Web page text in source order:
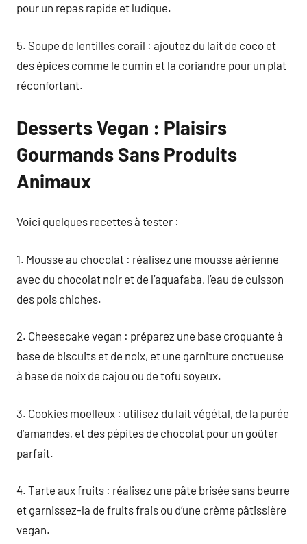
pour un repas rapide et ludique.
5. Soupe de lentilles corail : ajoutez du lait de coco et
des épices comme le cumin et la coriandre pour un plat
réconfortant.
Desserts Vegan : Plaisirs
Gourmands Sans Produits
Animaux
Voici quelques recettes à tester :
1. Mousse au chocolat : réalisez une mousse aérienne
avec du chocolat noir et de l’aquafaba, l’eau de cuisson
des pois chiches.
2. Cheesecake vegan : préparez une base croquante à
base de biscuits et de noix, et une garniture onctueuse
à base de noix de cajou ou de tofu soyeux.
3. Cookies moelleux : utilisez du lait végétal, de la purée
d’amandes, et des pépites de chocolat pour un goûter
parfait.
4. Tarte aux fruits : réalisez une pâte brisée sans beurre
et garnissez-la de fruits frais ou d’une crème pâtissière
vegan.